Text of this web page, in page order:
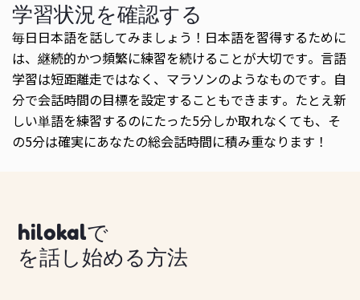
学習状況を確認する
毎日日本語を話してみましょう！日本語を習得するために
は、継続的かつ頻繁に練習を続けることが大切です。言語
学習は短距離走ではなく、マラソンのようなものです。自
分で会話時間の目標を設定することもできます。たとえ新
しい単語を練習するのにたった5分しか取れなくても、そ
の5分は確実にあなたの総会話時間に積み重なります！
hilokalで
を話し始める方法